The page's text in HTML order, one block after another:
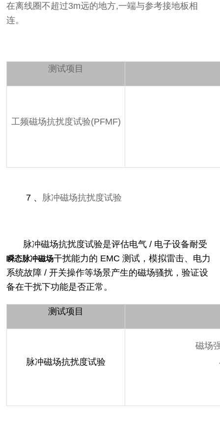
在离线圈不超过3m远的地方,一端与参考接地板相
连。
测试项目
工频磁场抗扰度试验(PFMF)
7 、 脉冲磁场抗扰度试验
脉冲磁场抗扰度试验是评估电气 / 电子设备耐受
瞬态脉冲磁场干扰能力的 EMC 测试，模拟雷击、电力
系统故障 / 开关操作等场景产生的磁场骚扰，验证设
备在干扰下功能是否正常。
测试项目
脉冲磁场抗扰度试验
磁